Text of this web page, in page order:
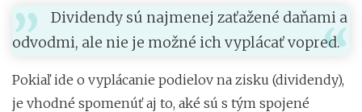
Dividendy sú najmenej zaťažené daňami a
odvodmi, ale nie je možné ich vyplácať vopred.
Pokiaľ ide o vyplácanie podielov na zisku (dividendy),
je vhodné spomenúť aj to, aké sú s tým spojené